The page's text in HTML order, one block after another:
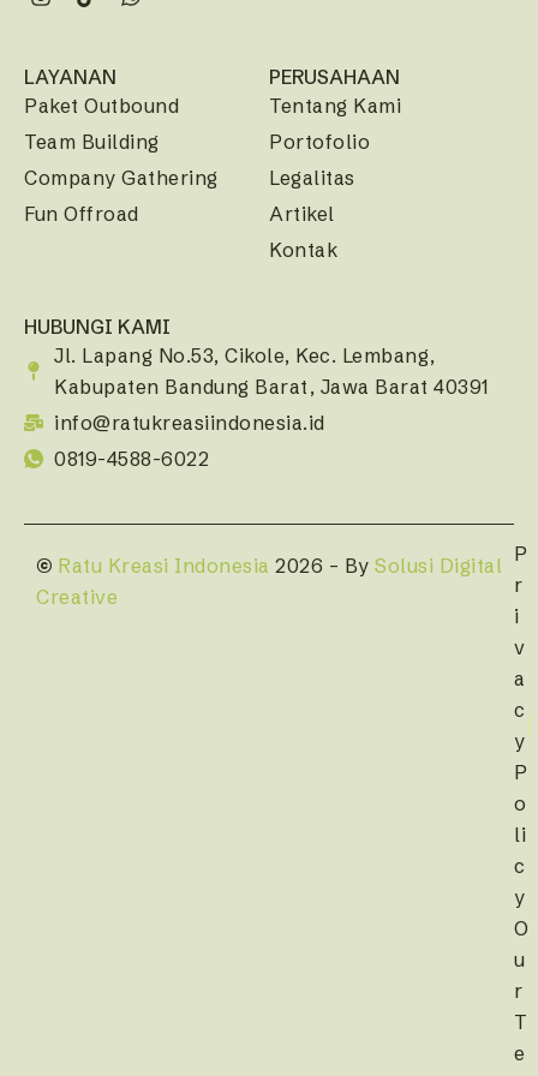
LAYANAN
Paket Outbound
Team Building
Company Gathering
Fun Offroad
PERUSAHAAN
Tentang Kami
Portofolio
Legalitas
Artikel
Kontak
HUBUNGI KAMI
Jl. Lapang No.53, Cikole, Kec. Lembang,
Kabupaten Bandung Barat, Jawa Barat 40391
info@ratukreasiindonesia.id
0819-4588-6022
© Ratu Kreasi Indonesia 2026 – By Solusi Digital
Creative
P
r
i
v
a
c
y
P
o
li
c
y
O
u
r
T
e